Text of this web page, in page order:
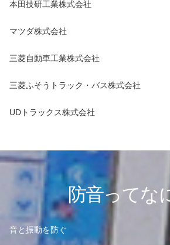
本田技研工業株式会社
マツダ株式会社
三菱自動車工業株式会社
三菱ふそうトラック・バス株式会社
UDトラックス株式会社
防音ってな
音と振動を防ぐ